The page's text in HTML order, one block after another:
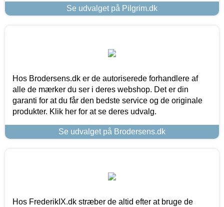
Se udvalget på Pilgrim.dk
Hos Brodersens.dk er de autoriserede forhandlere af
alle de mærker du ser i deres webshop. Det er din
garanti for at du får den bedste service og de originale
produkter. Klik her for at se deres udvalg.
Se udvalget på Brodersens.dk
Hos FrederikIX.dk stræber de altid efter at bruge de